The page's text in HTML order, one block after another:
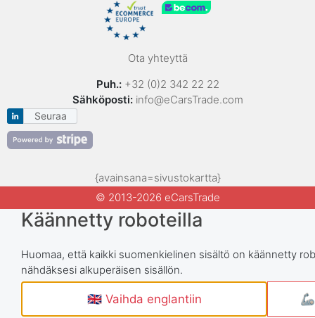
Ota yhteyttä
Puh.: +32 (0)2 342 22 22
Sähköposti: info@eCarsTrade.com
Seuraa
{avainsana=sivustokartta}
© 2013-2026 eCarsTrade
Käännetty roboteilla
Huomaa, että kaikki suomenkielinen sisältö on käännetty
nähdäksesi alkuperäisen sisällön.
🇬🇧 Vaihda englantiin